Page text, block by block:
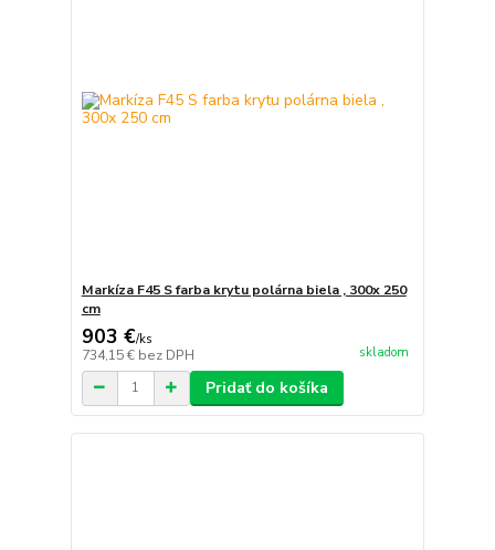
Markíza F45 S farba krytu polárna biela , 300x 250
cm
903 €/ks
734,15 € bez DPH skladom
Pridať do košíka